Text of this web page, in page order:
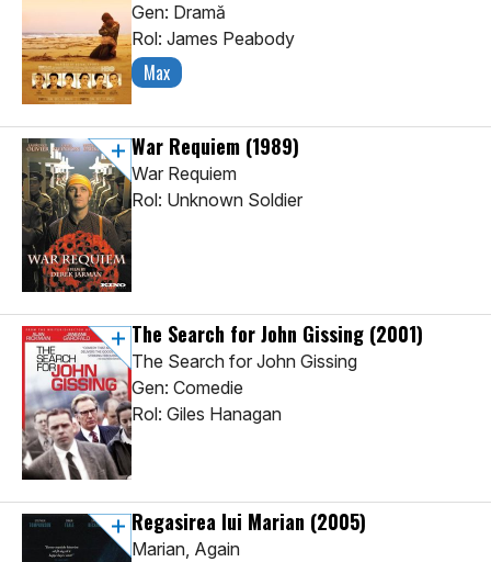
Gen: Dramă
Rol: James Peabody
Max
War Requiem (1989)
War Requiem
Rol: Unknown Soldier
The Search for John Gissing (2001)
The Search for John Gissing
Gen: Comedie
Rol: Giles Hanagan
Regasirea lui Marian (2005)
Marian, Again